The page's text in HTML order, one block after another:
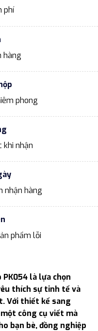
phí
hàng
phong
khi nhận
nhận hàng
phẩm lỗi
PK054 là lựa chọn
thích sự tinh tế và
Với thiết kế sang
công cụ viết mà
bạn bè, đồng nghiệp